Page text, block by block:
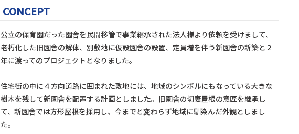
CONCEPT
公立の保育園だった園舎を民間移管で事業継承された法人様より依頼を受けまして、
老朽化した旧園舎の解体、別敷地に仮設園舎の設置、定員増を伴う新園舎の新築と２
年に渡ってのプロジェクトとなりました。
住宅街の中に４方向道路に囲まれた敷地には、地域のシンボルにもなっている大きな
樹木を残して新園舎を配置する計画としました。旧園舎の切妻屋根の意匠を継承し
て、新園舎では方形屋根を採用し、今までと変わらず地域に馴染んだ外観としまし
た。